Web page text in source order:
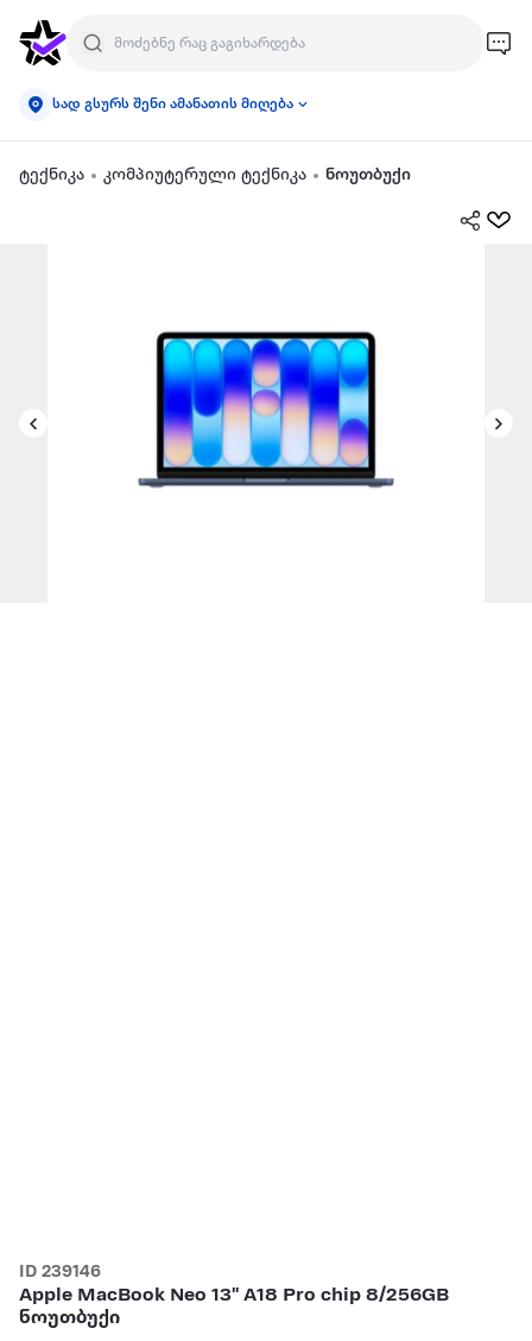
სად გსურს შენი ამანათის მიღება
ტექნიკა კომპიუტერული ტექნიკა ნოუთბუქი
ID 239146
Apple MacBook Neo 13" A18 Pro chip 8/256GB
ნოუთბუქი